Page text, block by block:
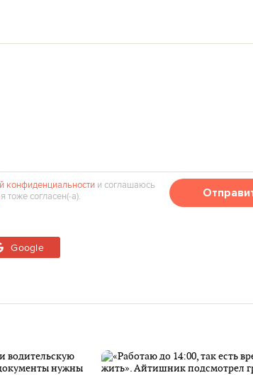
конфиденциальности и соглашаюсь
я тоже согласен(‑а).
Google